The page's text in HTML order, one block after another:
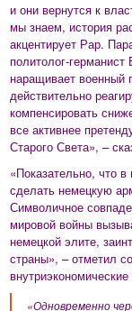
и они вернутся к
мы знаем, история
акцентирует Рар.
политолог-
наращивает военный
действительно
компенсировать
все активнее
Старого Света», –
«Показательно, что
сделать немецкую
Символичное
мировой войны
немецкой элите,
страны», – отметил
«Одновременно